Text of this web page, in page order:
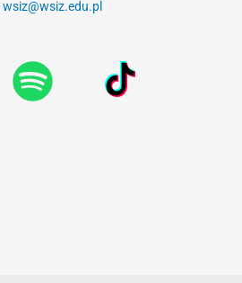
wsiz@wsiz.edu.pl